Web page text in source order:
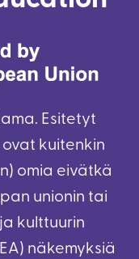
Esitetyt
kuitenkin
omia eivätkä
unionin tai
kulttuurin
näkemyksiä